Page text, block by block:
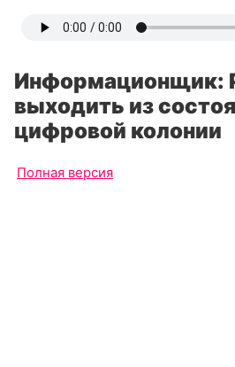
Информационщик:
выходить из
цифровой колонии
Полная версия